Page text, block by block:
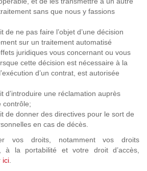
sans que nous y fassions
de ne pas faire l’objet d’une décision
sur un traitement automatisé
juridiques vous concernant ou vous
cette décision est nécessaire à la
d’un contrat, est autorisée
d’introduire une réclamation auprès
contrôle;
de donner des directives pour le sort de
en cas de décès.
vos droits, notamment vos droits
à la portabilité et votre droit d’accès,
ici